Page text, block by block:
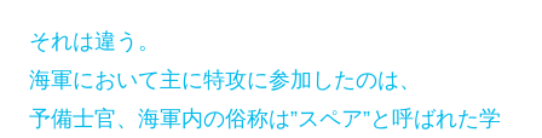
それは違う。
海軍において主に特攻に参加したのは、
予備士官、海軍内の俗称は”スペア”と呼ばれた学